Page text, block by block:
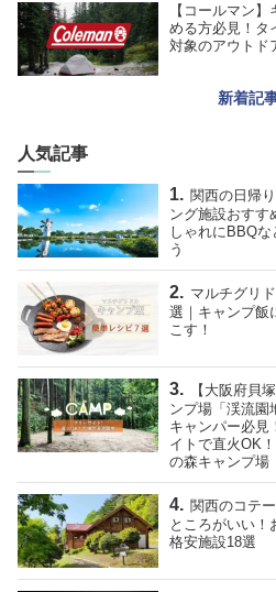
【コールマン
める方必見！タ
対象のアウトド
新着記
人気記事
関西の日帰
ング施設おすす
しゃれにBBQな
う
マルチグリ
選｜キャンプ飯
こす！
【大阪府貝
ンプ場「渓流園
キャンパー必見
イトで直火OK
の森キャンプ場
関西のコテ
ところがいい！
格安施設18選